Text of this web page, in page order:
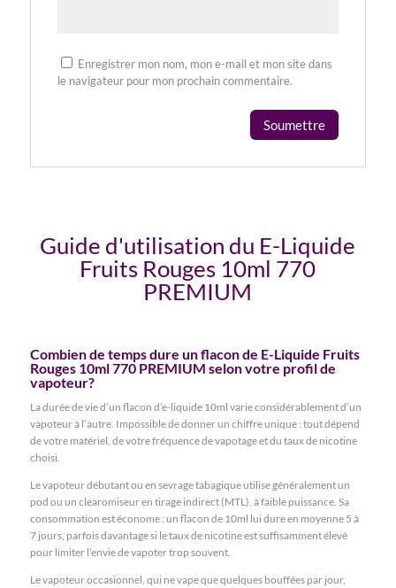
Enregistrer mon nom, mon e-mail et mon site dans
le navigateur pour mon prochain commentaire.
Guide d'utilisation du E-Liquide
Fruits Rouges 10ml 770
PREMIUM
Combien de temps dure un flacon de E-Liquide Fruits
Rouges 10ml 770 PREMIUM selon votre profil de
vapoteur?
La durée de vie d’un flacon d’e-liquide 10ml varie considérablement d’un
vapoteur à l’autre. Impossible de donner un chiffre unique : tout dépend
de votre matériel, de votre fréquence de vapotage et du taux de nicotine
choisi.
Le vapoteur débutant ou en sevrage tabagique utilise généralement un
pod ou un clearomiseur en tirage indirect (MTL), à faible puissance. Sa
consommation est économe : un flacon de 10ml lui dure en moyenne 5 à
7 jours, parfois davantage si le taux de nicotine est suffisamment élevé
pour limiter l’envie de vapoter trop souvent.
Le vapoteur occasionnel, qui ne vape que quelques bouffées par jour,